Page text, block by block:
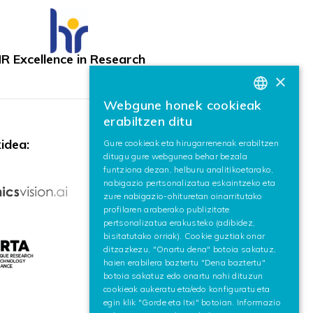
Excellence in Research
BASQUE
×
Webgune honek cookieak
erabiltzen ditu
Gure cookieak eta hirugarrenenak erabiltzen
ditugu gure webgunea behar bezala
funtziona dezan, helburu analitikoetarako,
nabigazio pertsonalizatua eskaintzeko eta
zure nabigazio-ohituretan oinarritutako
profilaren araberako publizitate
pertsonalizatua erakusteko (adibidez,
bisitatutako orriak). Cookie guztiak onar
ditzazkezu, "Onartu dena" botoia sakatuz,
haien erabilera baztertu "Dena baztertu"
botoia sakatuz edo onartu nahi dituzun
cookieak aukeratu eta/edo konfiguratu eta
egin klik "Gorde eta Itxi" botoian. Informazio